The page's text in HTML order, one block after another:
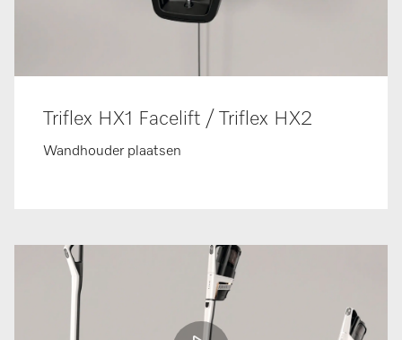
Triflex HX1 Facelift / Triflex HX2
Wandhouder plaatsen